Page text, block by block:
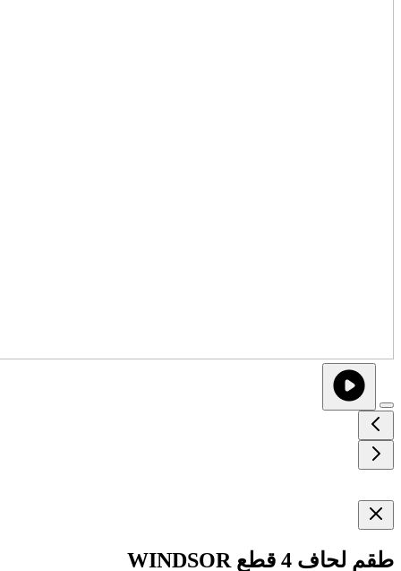
طقم لحاف 4 قطع WINDSOR